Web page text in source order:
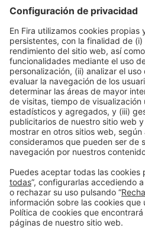
Leer más
Información general
Política de privacidad
Política de cookies